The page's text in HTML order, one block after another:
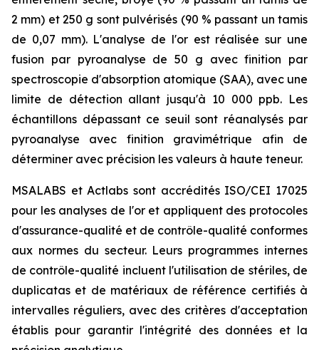
2 mm) et 250 g sont pulvérisés (90 % passant un tamis
de 0,07 mm). L'analyse de l'or est réalisée sur une
fusion par pyroanalyse de 50 g avec finition par
spectroscopie d'absorption atomique (SAA), avec une
limite de détection allant jusqu'à 10 000 ppb. Les
échantillons dépassant ce seuil sont réanalysés par
pyroanalyse avec finition gravimétrique afin de
déterminer avec précision les valeurs à haute teneur.
MSALABS et Actlabs sont accrédités ISO/CEI 17025
pour les analyses de l'or et appliquent des protocoles
d'assurance-qualité et de contrôle-qualité conformes
aux normes du secteur. Leurs programmes internes
de contrôle-qualité incluent l'utilisation de stériles, de
duplicatas et de matériaux de référence certifiés à
intervalles réguliers, avec des critères d'acceptation
établis pour garantir l'intégrité des données et la